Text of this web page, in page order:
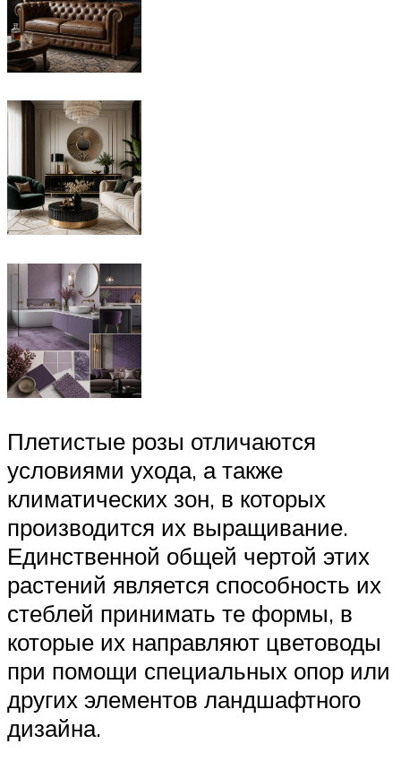
Плетистые розы отличаются
условиями ухода, а также
климатических зон, в которых
производится их выращивание.
Единственной общей чертой этих
растений является способность их
стеблей принимать те формы, в
которые их направляют цветоводы
при помощи специальных опор или
других элементов ландшафтного
дизайна.